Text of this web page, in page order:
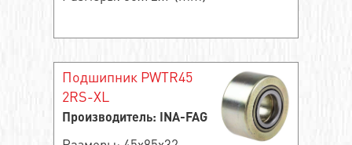
Подшипник PWTR45
2RS-XL
Производитель: INA-FAG